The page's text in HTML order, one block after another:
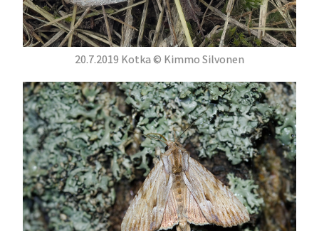
20.7.2019 Kotka © Kimmo Silvonen